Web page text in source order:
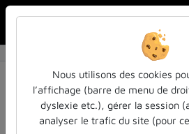
Résultats de la
Filtres actifs (cliquer pour en
interface
actualites-et-
Nous utilisons des cookies
l’affichage (barre de menu de
dyslexie etc.), gérer la session
analyser le trafic du site (pour